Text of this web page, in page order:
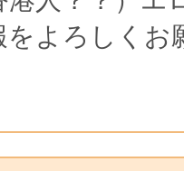
をよろしくお